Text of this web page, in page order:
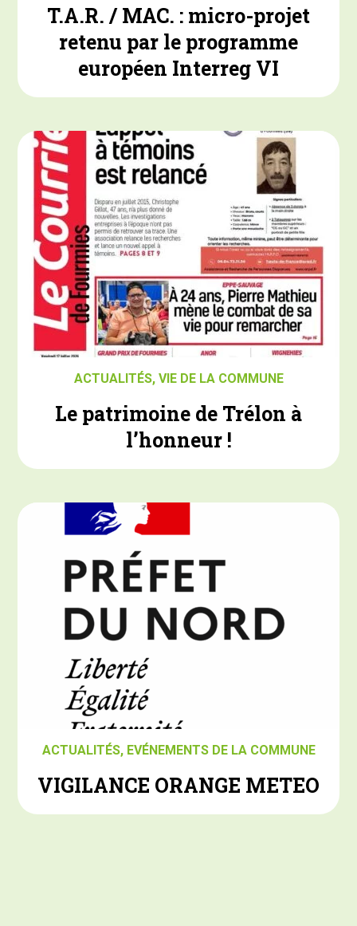
T.A.R. / MAC. : micro-projet
retenu par le programme
européen Interreg VI
ACTUALITÉS, VIE DE LA COMMUNE
Le patrimoine de Trélon à
l’honneur !
ACTUALITÉS, EVÉNEMENTS DE LA COMMUNE
VIGILANCE ORANGE METEO